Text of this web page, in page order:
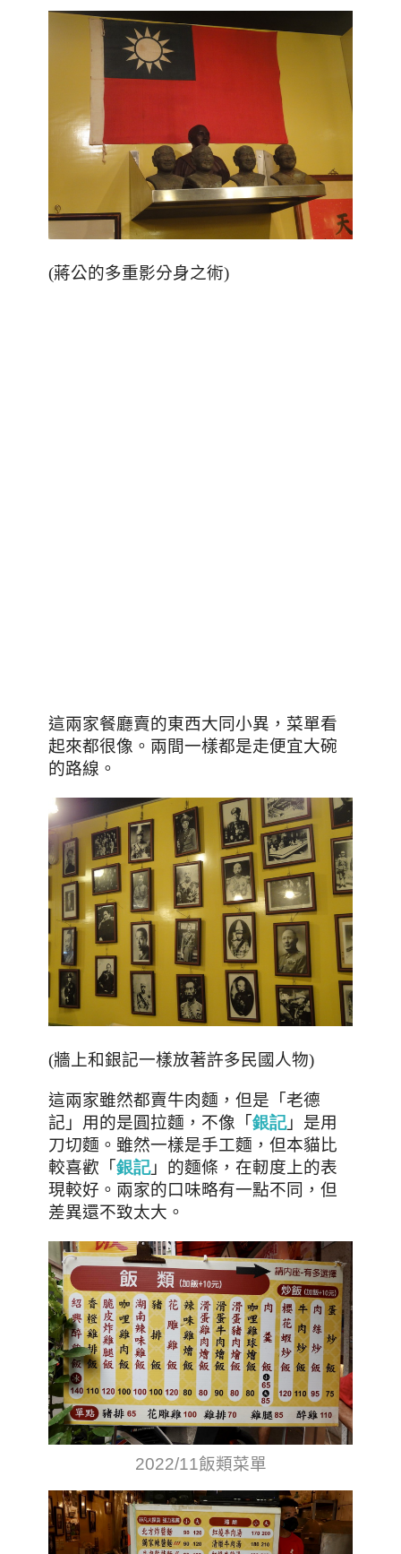
(蔣公的多重影分身之術)
這兩家餐廳賣的東西大同小異，菜單看
起來都很像。兩間一樣都是走便宜大碗
的路線。
(牆上和銀記一樣放著許多民國人物)
這兩家雖然都賣牛肉麵，但是「老德
記」用的是圓拉麵，不像 「銀記」 是用
刀切麵。雖然一樣是手工麵，但本貓比
較喜歡 「銀記」 的麵條，在軔度上的表
現較好。兩家的口味略有一點不同，但
差異還不致太大。
2022/11飯類菜單